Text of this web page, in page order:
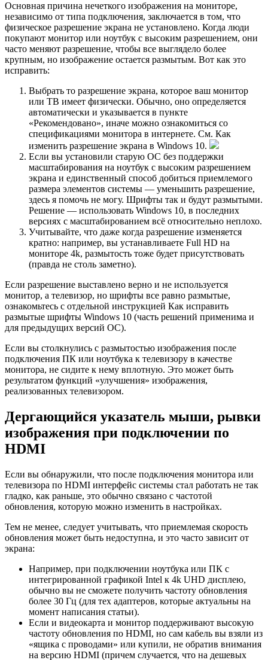
Основная причина нечеткого изображения на мониторе,
независимо от типа подключения, заключается в том, что
физическое разрешение экрана не установлено. Когда люди
покупают монитор или ноутбук с высоким разрешением, они
часто меняют разрешение, чтобы все выглядело более
крупным, но изображение остается размытым. Вот как это
исправить:
Выбрать то разрешение экрана, которое ваш монитор
или ТВ имеет физически. Обычно, оно определяется
автоматически и указывается в пункте
«Рекомендовано», иначе можно ознакомиться со
спецификациями монитора в интернете. См. Как
изменить разрешение экрана в Windows 10.
Если вы установили старую ОС без поддержки
масштабирования на ноутбук с высоким разрешением
экрана и единственный способ добиться приемлемого
размера элементов системы — уменьшить разрешение,
здесь я помочь не могу. Шрифты так и будут размытыми.
Решение — использовать Windows 10, в последних
версиях с масштабированием всё относительно неплохо.
Учитывайте, что даже когда разрешение изменяется
кратно: например, вы устанавливаете Full HD на
мониторе 4k, размытость тоже будет присутствовать
(правда не столь заметно).
Если разрешение выставлено верно и не используется
монитор, а телевизор, но шрифты все равно размытые,
ознакомьтесь с отдельной инструкцией Как исправить
размытые шрифты Windows 10 (часть решений применима и
для предыдущих версий OC).
Если вы столкнулись с размытостью изображения после
подключения ПК или ноутбука к телевизору в качестве
монитора, не сидите к нему вплотную. Это может быть
результатом функций «улучшения» изображения,
реализованных телевизором.
Дергающийся указатель мыши, рывки
изображения при подключении по
HDMI
Если вы обнаружили, что после подключения монитора или
телевизора по HDMI интерфейс системы стал работать не так
гладко, как раньше, это обычно связано с частотой
обновления, которую можно изменить в настройках.
Тем не менее, следует учитывать, что приемлемая скорость
обновления может быть недоступна, и это часто зависит от
экрана:
Например, при подключении ноутбука или ПК с
интегрированной графикой Intel к 4k UHD дисплею,
обычно вы не сможете получить частоту обновления
более 30 Гц (для тех адаптеров, которые актуальны на
момент написания статьи).
Если и видеокарта и монитор поддерживают высокую
частоту обновления по HDMI, но сам кабель вы взяли из
«ящика с проводами» или купили, не обратив внимания
на версию HDMI (причем случается, что на дешевых